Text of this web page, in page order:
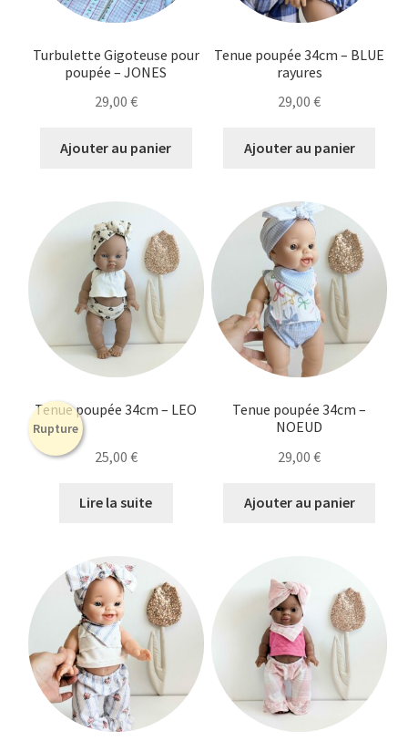
Turbulette Gigoteuse pour
poupée – JONES
29,00 €
Ajouter au panier
Tenue poupée 34cm – BLUE
rayures
29,00€
Ajouter au panier
Rupture
Tenue poupée 34cm – LEO
25,00 €
Lire la suite
Tenue poupée 34cm –
NOEUD
29,00€
Ajouter au panier